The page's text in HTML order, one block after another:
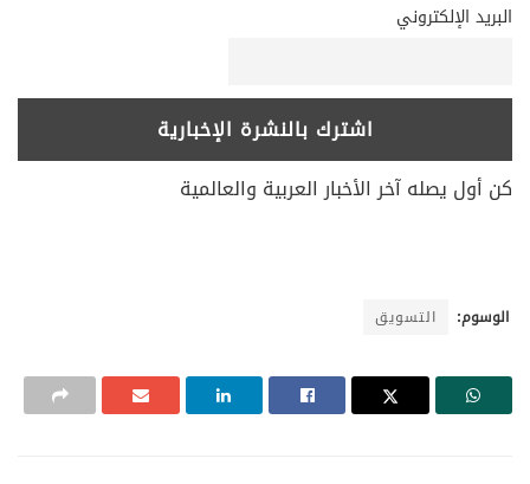
البريد الإلكتروني
كن أول يصله آخر الأخبار العربية والعالمية
الوسوم: التسويق